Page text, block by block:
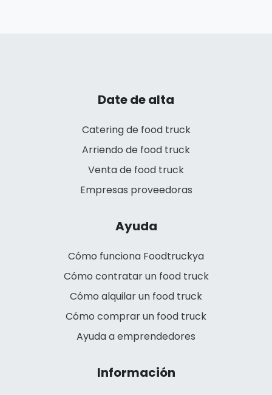
Date de alta
Catering de food truck
Arriendo de food truck
Venta de food truck
Empresas proveedoras
Ayuda
Cómo funciona Foodtruckya
Cómo contratar un food truck
Cómo alquilar un food truck
Cómo comprar un food truck
Ayuda a emprendedores
Información